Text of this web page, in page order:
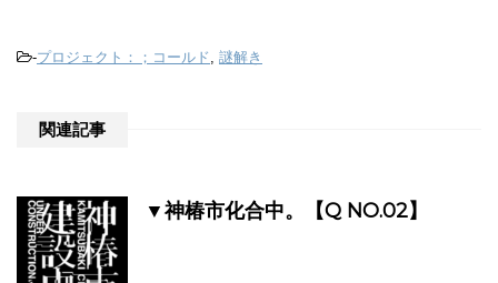
-プロジェクト：；コールド , 謎解き
関連記事
▼神椿市化合中。【Q NO.02】